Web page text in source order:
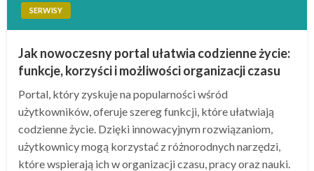
SERWISY
Jak nowoczesny portal ułatwia codzienne życie:
funkcje, korzyści i możliwości organizacji czasu
Portal, który zyskuje na popularności wśród
użytkowników, oferuje szereg funkcji, które ułatwiają
codzienne życie. Dzięki innowacyjnym rozwiązaniom,
użytkownicy mogą korzystać z różnorodnych narzędzi,
które wspierają ich w organizacji czasu, pracy oraz nauki.